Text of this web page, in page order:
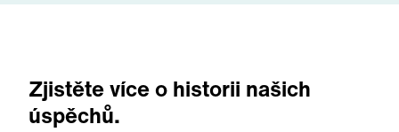
Zjistěte více o historii našich
úspěchů.